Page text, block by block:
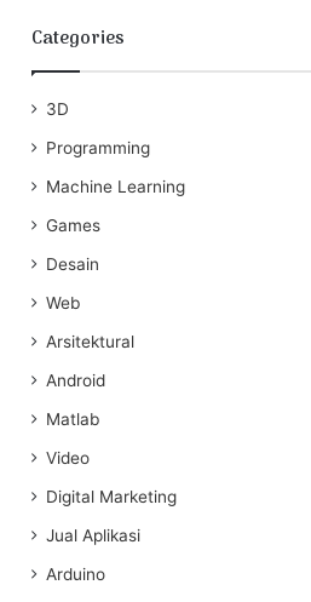
Categories
3D
Programming
Machine Learning
Games
Desain
Web
Arsitektural
Android
Matlab
Video
Digital Marketing
Jual Aplikasi
Arduino